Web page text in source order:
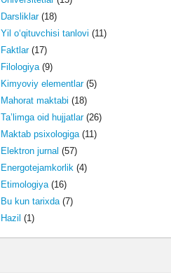
Darsliklar(18)
Yil o‘qituvchisi tanlovi (11)
Faktlar(17)
Filologiya(9)
Kimyoviy elementlar(5)
Mahorat maktabi (18)
Ta’limga oid hujjatlar(26)
Maktab psixologiga(11)
Elektron jurnal (57)
Energotejamkorlik(4)
Etimologiya(16)
Bu kun tarixda(7)
Hazil (1)